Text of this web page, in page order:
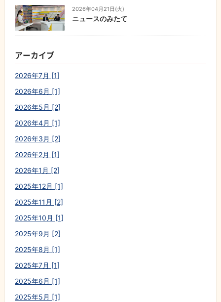
2026年04月21日(火)
ニュースのみたて
アーカイブ
2026年7月 [1]
2026年6月 [1]
2026年5月 [2]
2026年4月 [1]
2026年3月 [2]
2026年2月 [1]
2026年1月 [2]
2025年12月 [1]
2025年11月 [2]
2025年10月 [1]
2025年9月 [2]
2025年8月 [1]
2025年7月 [1]
2025年6月 [1]
2025年5月 [1]